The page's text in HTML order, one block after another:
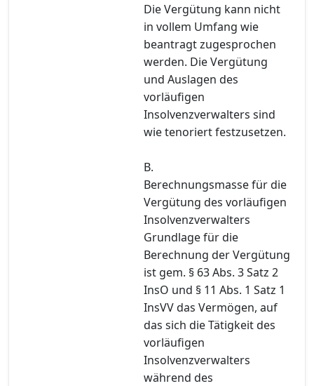
Die Vergütung kann nicht
in vollem Umfang wie
beantragt zugesprochen
werden. Die Vergütung
und Auslagen des
vorläufigen
Insolvenzverwalters sind
wie tenoriert festzusetzen.
B.
Berechnungsmasse für die
Vergütung des vorläufigen
Insolvenzverwalters
Grundlage für die
Berechnung der Vergütung
ist gem. § 63 Abs. 3 Satz 2
InsO und § 11 Abs. 1 Satz 1
InsVV das Vermögen, auf
das sich die Tätigkeit des
vorläufigen
Insolvenzverwalters
während des